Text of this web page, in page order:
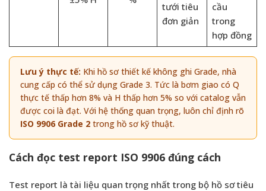
tưới tiêu
đơn giản
cầu
trong
hợp đồng
Lưu ý thực tế: Khi hồ sơ thiết kế không ghi Grade, nhà
cung cấp có thể sử dụng Grade 3. Tức là bơm giao có Q
thực tế thấp hơn 8% và H thấp hơn 5% so với catalog vẫn
được coi là đạt. Với hệ thống quan trọng, luôn chỉ định rõ
ISO 9906 Grade 2 trong hồ sơ kỹ thuật.
Cách đọc test report ISO 9906 đúng cách
Test report là tài liệu quan trọng nhất trong bộ hồ sơ tiêu